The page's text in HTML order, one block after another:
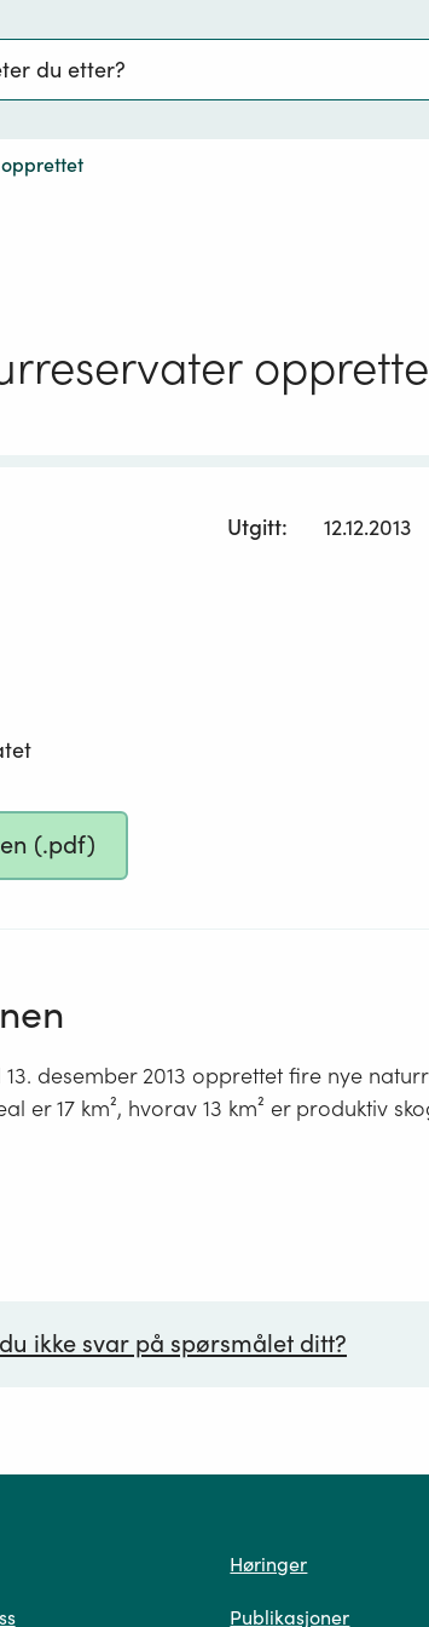
Utgitt:
12.12.2013
(.pdf)
desember 2013 opprettet fire nye
er 17 km², hvorav 13 km² er produktiv
ikke svar på spørsmålet ditt?
Høringer
Publikasjoner